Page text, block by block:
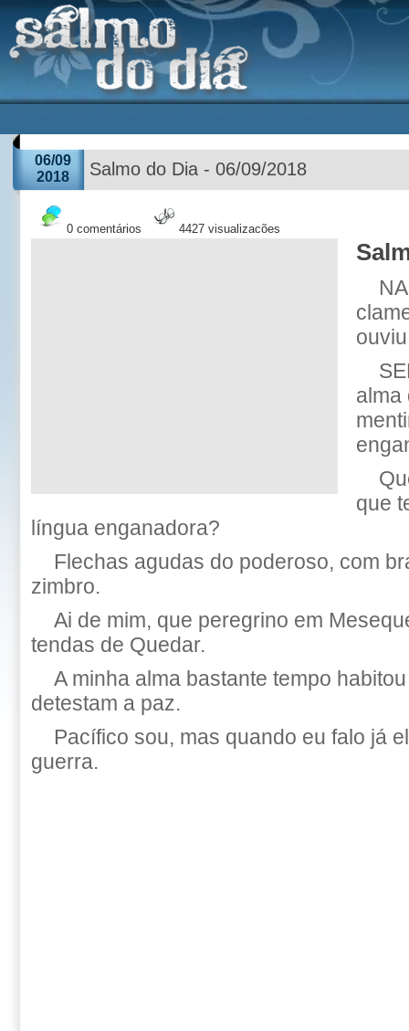
06/09
2018
Salmo do Dia - 06/09/2018
0 comentários 4427 visualizações
alma
que
língua enganadora?
Flechas agudas do poderoso, com
zimbro.
Ai de mim, que peregrino em
tendas de Quedar.
A minha alma bastante tempo
detestam a paz.
Pacífico sou, mas quando eu falo já
guerra.